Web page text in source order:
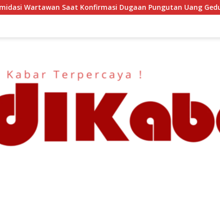
Dugaan Pungutan Uang Gedung, Anggota Komite SMAN 1